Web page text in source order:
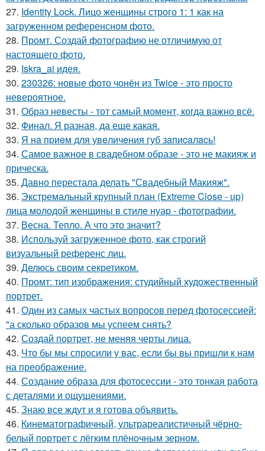
27. Identity Lock. Лицо женщины строго 1: 1 как на
загруженном референсном фото.
28. Промт. Создай фотографию не отличимую от
настоящего фото.
29. Iskra_ai идея.
30. 230326: новые фото чонён из Twice - это просто
невероятное.
31. Образ невесты - тот самый момент, когда важно всё.
32. Финал. Я разная, да еще какая.
33. Я нa пpиeм для увeличeния губ зaпиcaлacь!
34. Самое важное в свадебном образе - это не макияж и
прическа.
35. Давно перестала делать "Свадебный Макияж".
36. Экстремальный крупный план (Extreme Close - up)
лица молодой женщины в стиле нуар - фотографии.
37. Весна. Тепло. А что это значит?
38. Используй загруженное фото, как строгий
визуальный референс лиц.
39. Делюсь своим секретиком.
40. Промт: тип изображения: студийный художественный
портрет.
41. Один из самых частых вопросов перед фотосессией:
"а сколько образов мы успеем снять?
42. Создай портрет, не меняя черты лица.
43. Что бы мы спросили у вас, если бы вы пришли к нам
на преображение.
44. Создание образа для фотосессии - это тонкая работа
с деталями и ощущениями.
45. Знаю все ждут и я готова объявить.
46. Кинематографичный, ультрареалистичный чёрно-
белый портрет с лёгким плёночным зерном.